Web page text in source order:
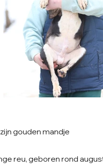
gouden mandje
reu, geboren rond